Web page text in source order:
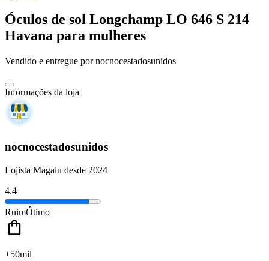
Óculos de sol Longchamp LO 646 S 214
Havana para mulheres
Vendido e entregue por nocnocestadosunidos
Informações da loja
nocnocestadosunidos
Lojista Magalu desde 2024
4.4
RuimÓtimo
+50mil